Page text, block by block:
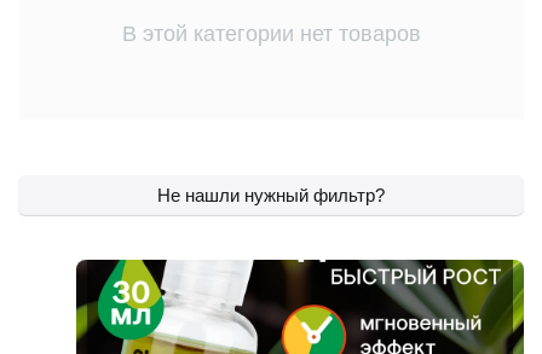
В этой категории нет товаров
Не нашли нужный фильтр?